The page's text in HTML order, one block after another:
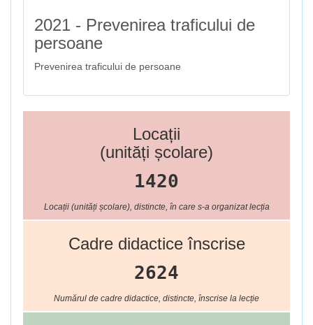
2021 - Prevenirea traficului de
persoane
Prevenirea traficului de persoane
Locații
(unități școlare)
1420
Locații (unități școlare), distincte, în care s-a organizat lecția
Cadre didactice înscrise
2624
Numărul de cadre didactice, distincte, înscrise la lecție